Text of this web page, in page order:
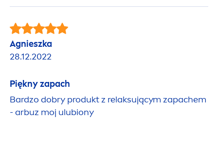
Agnieszka
28.12.2022
Piękny zapach
Bardzo dobry produkt z relaksującym zapachem
- arbuz moj ulubiony